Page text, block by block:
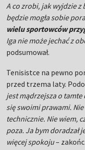
A co zrobi, jak wyjdzie z
będzie mogła sobie
wielu sportowców
Iga nie może jechać z
podsumował.
Tenisistce na pewno
przed trzema laty.
jest mądrzejsza o
się swoimi prawami.
technicznie. Nie wiem,
poza. Ja bym doradzał
więcej spokoju–